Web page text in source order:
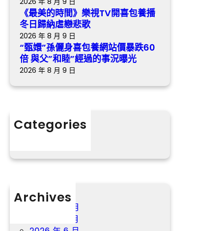
經
光
《最美的時間》樂視TV開喜包養播
冬日歸納虐戀悲歌
2026 年 8 月 9 日
“甄嬛”孫儷身喜包養網站價暴跌60
倍 與父”和睦”經過的事況曝光
2026 年 8 月 9 日
Categories
Archives
2026 年 8 月
2026 年 7 月